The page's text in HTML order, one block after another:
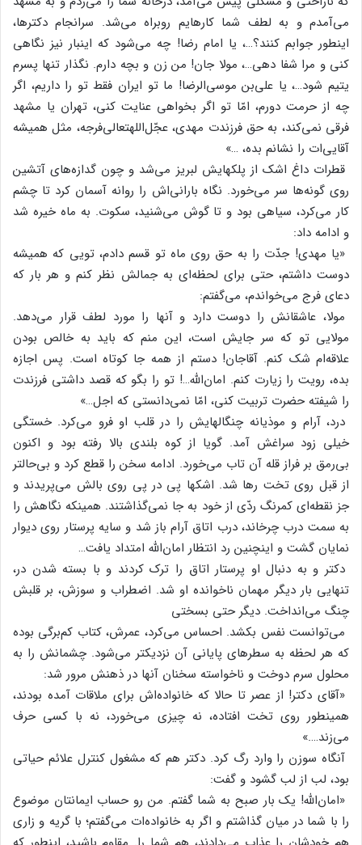
می‌آمدم‌ و به‌ لطف‌ شما کارهایم‌ روبراه‌ می‌شد. سرانجام‌ دکترها،
اینطور جوابم‌ کنند؟…، یا امام‌ رضا! چه‌ می‌شود که‌ اینبار نیز نگاهی‌
کنی‌ و مرا شفا دهی‌…، مولا جان‌! من‌ زن‌ و بچه‌ دارم‌. نگذار تنها پسرم‌
یتیم‌ شود…، یا علی‌بن‌ موسی‌الرضا! ما تو ایران‌ فقط‌ تو را داریم‌، اگر
چه‌ از حرمت‌ دورم‌، امّا تو اگر بخواهی‌ عنایت‌ کنی‌، تهران‌ یا مشهد
فرقی‌ نمی‌کند، به‌ حق‌ فرزندت‌ مهدی‌، عجّل‌اللهتعالی‌فرجه‌، مثل‌ همیشه‌
آقایی‌ات‌ را نشانم‌ بده‌، …»
قطرات‌ داغ‌ اشک‌ از پلکهایش‌ لبریز می‌شد و چون‌ گدازه‌های‌ آتشین‌
روی‌ گونه‌ها سر می‌خورد. نگاه‌ بارانی‌اش‌ را روانه‌ آسمان‌ کرد تا چشم‌
کار می‌کرد، سیاهی‌ بود و تا گوش‌ می‌شنید، سکوت‌. به‌ ماه‌ خیره‌ شد
و ادامه‌ داد:
«یا مهدی‌! جدّت‌ را به‌ حق‌ روی‌ ماه‌ تو قسم‌ دادم‌، تویی‌ که‌ همیشه‌
دوست‌ داشتم‌، حتی‌ برای‌ لحظه‌ای‌ به‌ جمالش‌ نظر کنم‌ و هر بار که‌
دعای‌ فرج‌ می‌خواندم‌، می‌گفتم‌:
مولا، عاشقانش‌ را دوست‌ دارد و آنها را مورد لطف‌ قرار می‌دهد.
مولایی‌ تو که‌ سر جایش‌ است‌، این‌ منم‌ که‌ باید به‌ خالص‌ بودن‌
علاقه‌ام‌ شک‌ کنم‌. آقاجان‌! دستم‌ از همه‌ جا کوتاه‌ است‌. پس‌ اجازه‌
بده‌، رویت‌ را زیارت‌ کنم‌. امان‌الله‌…! تو را بگو که‌ قصد داشتی‌ فرزندت‌
را شیفته‌ حضرت‌ تربیت‌ کنی‌، امّا نمی‌دانستی‌ که‌ اجل‌…»
درد، آرام‌ و موذیانه‌ چنگالهایش‌ را در قلب‌ او فرو می‌کرد. خستگی‌
خیلی‌ زود سراغش‌ آمد. گویا از کوه‌ بلندی‌ بالا رفته‌ بود و اکنون‌
بی‌رمق‌ بر فراز قله‌ آن‌ تاب‌ می‌خورد. ادامه‌ سخن‌ را قطع‌ کرد و بی‌حالتر
از قبل‌ روی‌ تخت‌ رها شد. اشکها پی‌ در پی‌ روی‌ بالش‌ می‌پریدند و
جز نقطه‌ای‌ کمرنگ‌ ردّی‌ از خود به‌ جا نمی‌گذاشتند. همینکه‌ نگاهش‌ را
به‌ سمت‌ درب‌ چرخاند، درب‌ اتاق‌ آرام‌ باز شد و سایه‌ پرستار روی‌ دیوار
نمایان‌ گشت‌ و اینچنین‌ رد انتظار امان‌الله‌ امتداد یافت‌…
دکتر و به‌ دنبال‌ او پرستار اتاق‌ را ترک‌ کردند و با بسته‌ شدن‌ در،
تنهایی‌ بار دیگر مهمان‌ ناخوانده‌ او شد. اضطراب‌ و سوزش‌، بر قلبش‌
چنگ‌ می‌انداخت‌. دیگر حتی‌ بسختی‌
می‌توانست‌ نفس‌ بکشد. احساس‌ می‌کرد، عمرش‌، کتاب‌ کم‌برگی‌ بوده‌
که‌ هر لحظه‌ به‌ سطرهای‌ پایانی‌ آن‌ نزدیکتر می‌شود. چشمانش‌ را به‌
محلول‌ سرم‌ دوخت‌ و ناخواسته‌ سخنان‌ آنها در ذهنش‌ مرور شد:
«آقای‌ دکتر! از عصر تا حالا که‌ خانواده‌اش‌ برای‌ ملاقات‌ آمده‌ بودند،
همینطور روی‌ تخت‌ افتاده‌، نه‌ چیزی‌ می‌خورد، نه‌ با کسی‌ حرف‌
می‌زند….»
آنگاه‌ سوزن‌ را وارد رگ‌ کرد. دکتر هم‌ که‌ مشغول‌ کنترل‌ علائم‌ حیاتی‌
بود، لب‌ از لب‌ گشود و گفت‌:
«امان‌الله‌! یک‌ بار صبح‌ به‌ شما گفتم‌. من‌ رو حساب‌ ایمانتان‌ موضوع‌
را با شما در میان‌ گذاشتم‌ و اگر به‌ خانواده‌ات‌ می‌گفتم‌؛ با گریه‌ و زاری‌